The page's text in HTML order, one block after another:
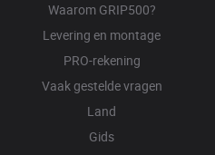
Waarom GRIP500?
Levering en montage
PRO-rekening
Vaak gestelde vragen
Land
Gids